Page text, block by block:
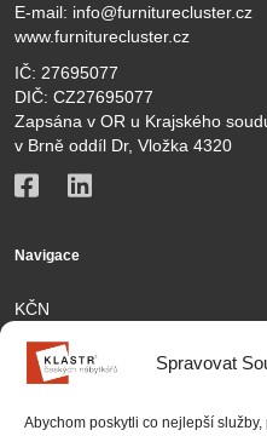
Spravovat
Abychom poskytli co nejlepší
E-mail: info@furniturecluster.cz
www.furniturecluster.cz
IČ: 27695077
DIČ: CZ27695077
Zapsána v OR u Krajského
v Brně oddíl Dr, Vložka 4320
Navigace
KČN
Členové